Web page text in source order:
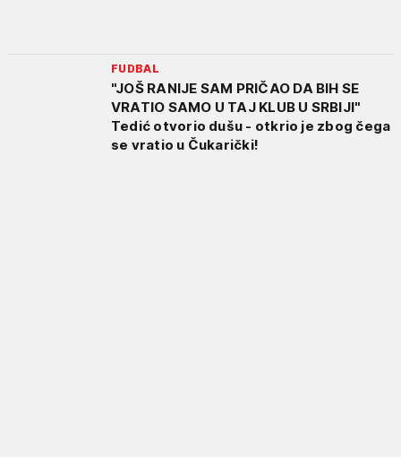
FUDBAL
"JOŠ RANIJE SAM PRIČAO DA BIH SE
VRATIO SAMO U TAJ KLUB U SRBIJI"
Tedić otvorio dušu - otkrio je zbog čega
se vratio u Čukarički!